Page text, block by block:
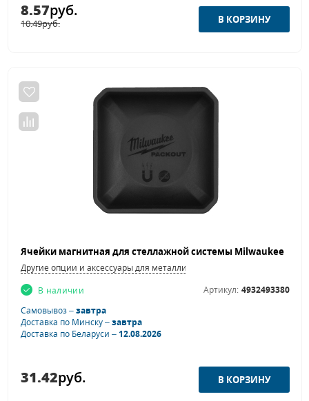
8.57руб.
10.49руб.
Другие опции и аксессуары для металлической мебели
В наличии
Артикул: 4932493380
Самовывоз –завтра
Доставка по Минску –завтра
Доставка по Беларуси –12.08.2026
31.42руб.